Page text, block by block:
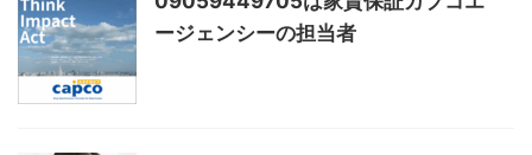
ージェンシーの担当者